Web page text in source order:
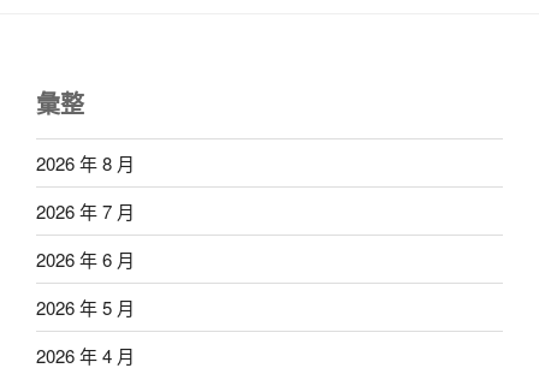
彙整
2026 年 8 月
2026 年 7 月
2026 年 6 月
2026 年 5 月
2026 年 4 月